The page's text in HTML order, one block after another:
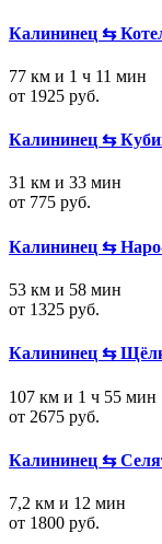
Калининец ⇆
77 км и 1 ч 11 мин
от 1925 руб.
Калининец ⇆
31 км и 33 мин
от 775 руб.
Калининец ⇆
53 км и 58 мин
от 1325 руб.
Калининец ⇆
107 км и 1 ч 55 мин
от 2675 руб.
Калининец ⇆
7,2 км и 12 мин
от 1800 руб.